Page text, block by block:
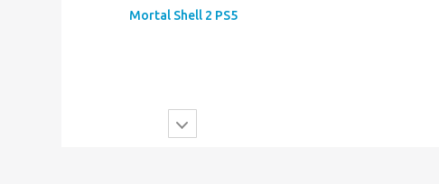
Mortal Shell 2 PS5